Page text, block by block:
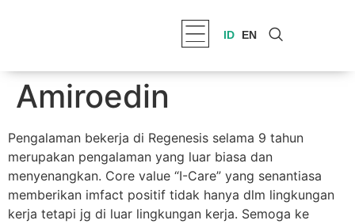
ID EN
Amiroedin
Pengalaman bekerja di Regenesis selama 9 tahun
merupakan pengalaman yang luar biasa dan
menyenangkan. Core value “I-Care” yang senantiasa
memberikan imfact positif tidak hanya dlm lingkungan
kerja tetapi jg di luar lingkungan kerja. Semoga ke